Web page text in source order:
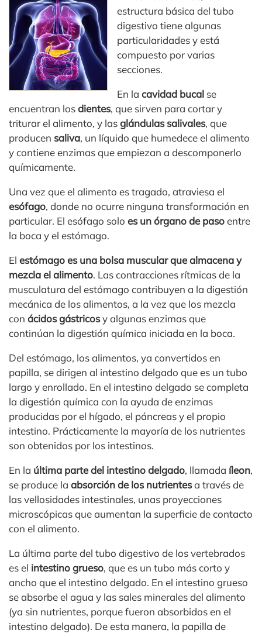
estructura básica del tubo
digestivo tiene algunas
particularidades y está
compuesto por varias
secciones.
En lacavidad bucal se
encuentran losdientes, que sirven para cortar y
triturar el alimento, y lasglándulas salivales, que
producen saliva, un líquido que humedece el alimento
y contiene enzimas que empiezan a descomponerlo
químicamente.
Una vez que el alimento es tragado, atraviesa el
esófago, donde no ocurre ninguna transformación en
particular. El esófago solo es un órgano de pasoentre
la boca y el estómago.
El estómago es una bolsa muscular que almacena y
mezcla el alimento. Las contracciones rítmicas de la
musculatura del estómago contribuyen a la digestión
mecánica de los alimentos, a la vez que los mezcla
con ácidos gástricosy algunas enzimas que
continúan la digestión química iniciada en la boca.
Del estómago, los alimentos, ya convertidos en
papilla, se dirigen al intestino delgado que es un tubo
largo y enrollado. En el intestino delgado se completa
la digestión química con la ayuda de enzimas
producidas por el hígado, el páncreas y el propio
intestino. Prácticamente la mayoría de los nutrientes
son obtenidos por los intestinos.
En la última parte del intestino delgado, llamada íleon,
se produce la absorción de los nutrientesa través de
las vellosidades intestinales, unas proyecciones
microscópicas que aumentan la superficie de contacto
con el alimento.
La última parte del tubo digestivo de los vertebrados
es el intestino grueso, que es un tubo más corto y
ancho que el intestino delgado. En el intestino grueso
se absorbe el agua y las sales minerales del alimento
(ya sin nutrientes, porque fueron absorbidos en el
intestino delgado). De esta manera, la papilla de